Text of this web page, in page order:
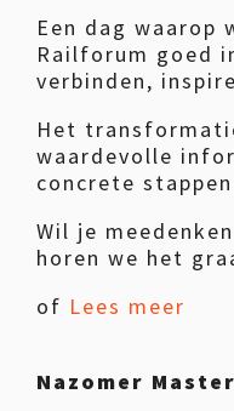
Een dag waarop
Railforum goed
verbinden,
Het
waardevolle
concrete
Wil je
horen we het
of Lees meer
Nazomer